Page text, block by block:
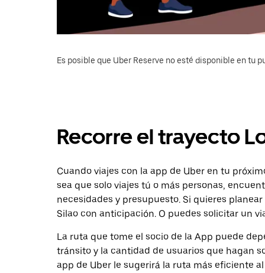
Es posible que Uber Reserve no esté disponible en tu
Recorre el trayecto
Cuando viajes con la app de Uber en tu
sea que solo viajes tú o más personas,
necesidades y presupuesto. Si quieres
Silao con anticipación. O puedes solicitar un
La ruta que tome el socio de la App puede
tránsito y la cantidad de usuarios que hagan
app de Uber le sugerirá la ruta más eficiente